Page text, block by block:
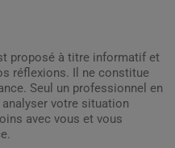
proposé à titre informatif et
réflexions. Il ne constitue
Seul un professionnel en
votre situation
avec vous et vous